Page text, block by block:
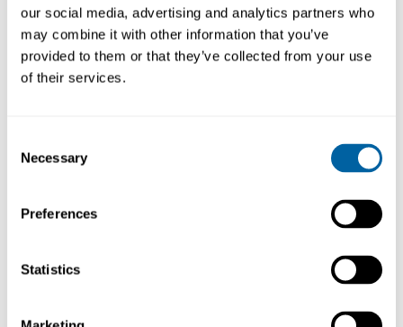
our social media, advertising and analytics partners who
may combine it with other information that you’ve
provided to them or that they’ve collected from your use
of their services.
Selection
Necessary
Preferences
Statistics
BESKRIVNING EGENSKAPER
ESD bordsvagn med körhandtag är den
perfekta lösningen för arbetsplatser som
Den kombinerar lättkörd funktionalitet med en
stilren design, vilket gör den idealisk för både